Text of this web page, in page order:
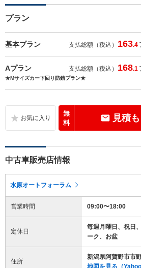
プラン
基本プラン 支払総額（税込） 163.4
Aプラン 支払総額（税込） 168.1
★Mサイズカー下回り防錆プラン★
無
料
見積
中古車販売店情報
水原オートフォーラム
営業時間 09:00〜18:00
定休日
毎週月曜日、祝日
ーク、お盆
住所
新潟県阿賀野市市
地図を見る（